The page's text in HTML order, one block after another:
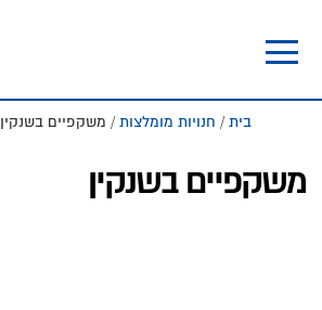
main
footer
בית / חנויות מומלצות / משקפיים בשנקין
משקפיים בשנקין